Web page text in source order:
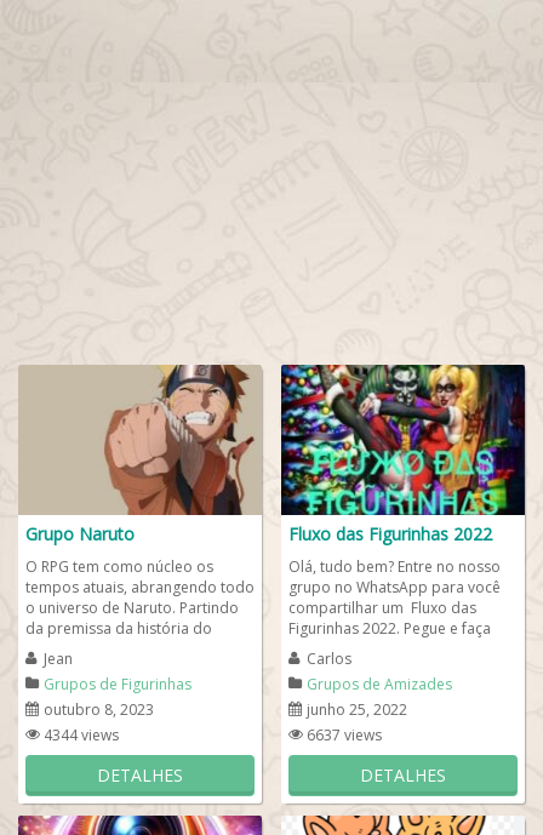
Grupo Naruto
O RPG tem como núcleo os
tempos atuais, abrangendo todo
o universo de Naruto. Partindo
da premissa da história do
anime Naruto, quer saber mais
participe do...
Jean
Grupos de Figurinhas
outubro 8, 2023
4344 views
DETALHES
Fluxo das Figurinhas 2022
Olá, tudo bem? Entre no nosso
grupo no WhatsApp para você
compartilhar um Fluxo das
Figurinhas 2022. Pegue e faça
suas figurinhas usando web
whatsapp....
Carlos
Grupos de Amizades
junho 25, 2022
6637 views
DETALHES